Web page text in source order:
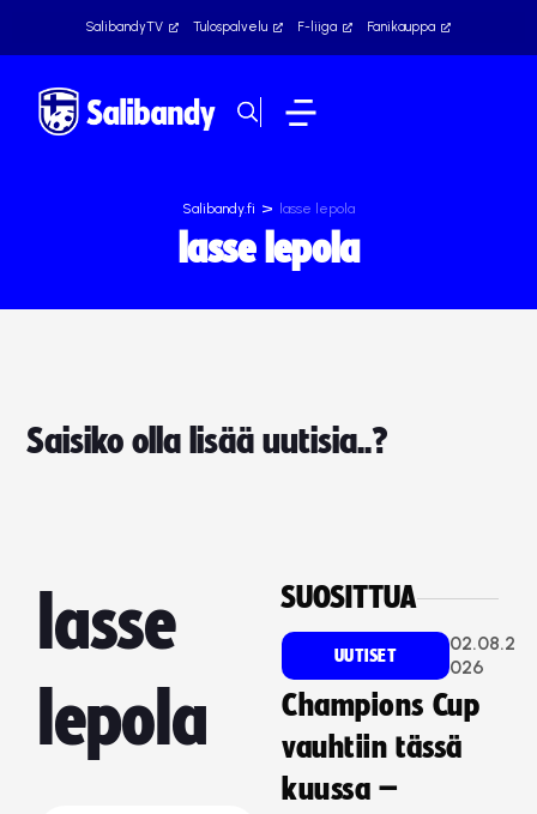
SalibandyTV Tulospalvelu F-liiga Fanikauppa
Salibandy.fi > lasse lepola
lasse lepola
Saisiko olla lisää uutisia..?
lasse
lepola
SUOSITTUA
UUTISET
02.08.2
026
Champions Cup
vauhtiin tässä
kuussa –